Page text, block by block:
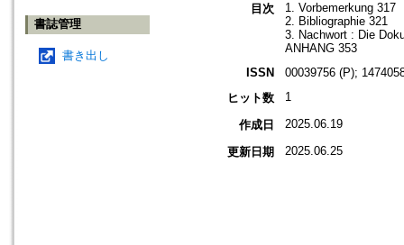
書誌管理
書き出し
目次
1. Vorbemerkung 317
2. Bibliographie 321
3. Nachwort : Die
ANHANG 353
ISSN
00039756 (P);
ヒット数
1
作成日 2025.06.19
更新日期 2025.06.25